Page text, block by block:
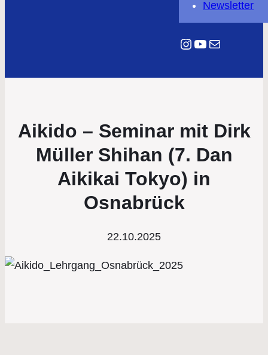
Newsletter
Instagram
YouTube
E-Mail
Aikido – Seminar mit Dirk
Müller Shihan (7. Dan
Aikikai Tokyo) in
Osnabrück
22.10.2025